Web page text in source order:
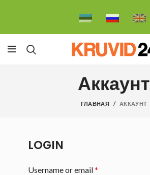
Аккаунт
ГЛАВНАЯ АККАУНТ
LOGIN
Username or email*